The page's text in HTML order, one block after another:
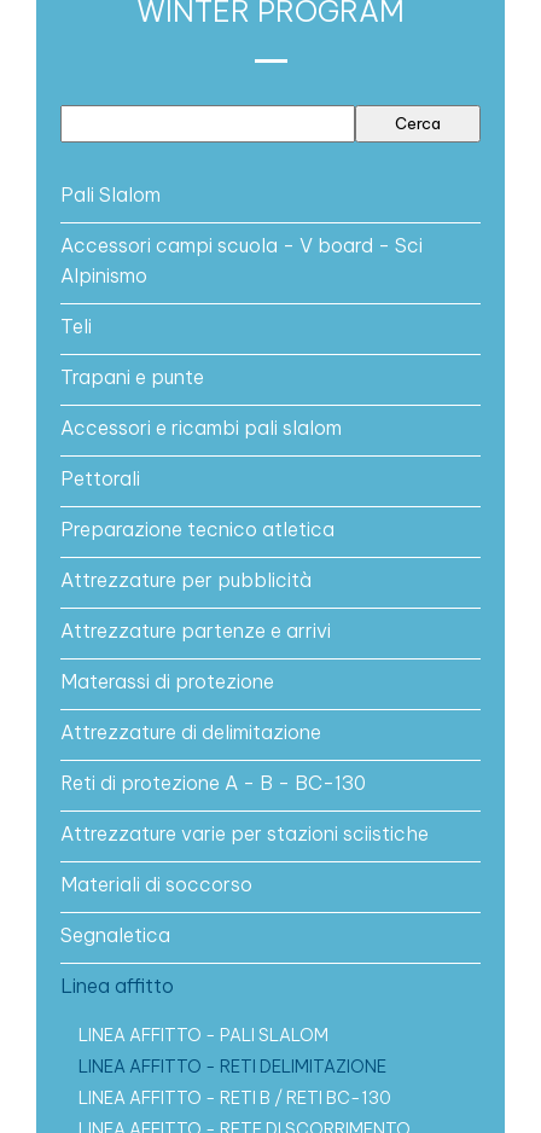
WINTER PROGRAM
Pali Slalom
Accessori campi scuola - V board - Sci
Alpinismo
Teli
Trapani e punte
Accessori e ricambi pali slalom
Pettorali
Preparazione tecnico atletica
Attrezzature per pubblicità
Attrezzature partenze e arrivi
Materassi di protezione
Attrezzature di delimitazione
Reti di protezione A - B - BC-130
Attrezzature varie per stazioni sciistiche
Materiali di soccorso
Segnaletica
Linea affitto
LINEA AFFITTO - PALI SLALOM
LINEA AFFITTO - RETI DELIMITAZIONE
LINEA AFFITTO - RETI B / RETI BC-130